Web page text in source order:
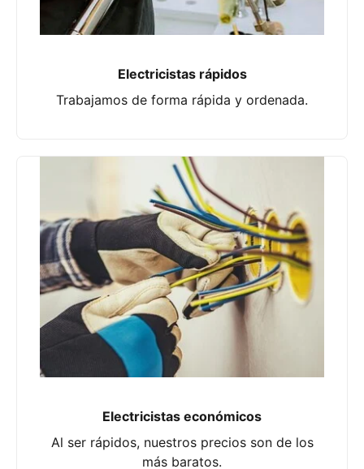
Electricistas rápidos
Trabajamos de forma rápida y ordenada.
Electricistas económicos
Al ser rápidos, nuestros precios son de los
más baratos.